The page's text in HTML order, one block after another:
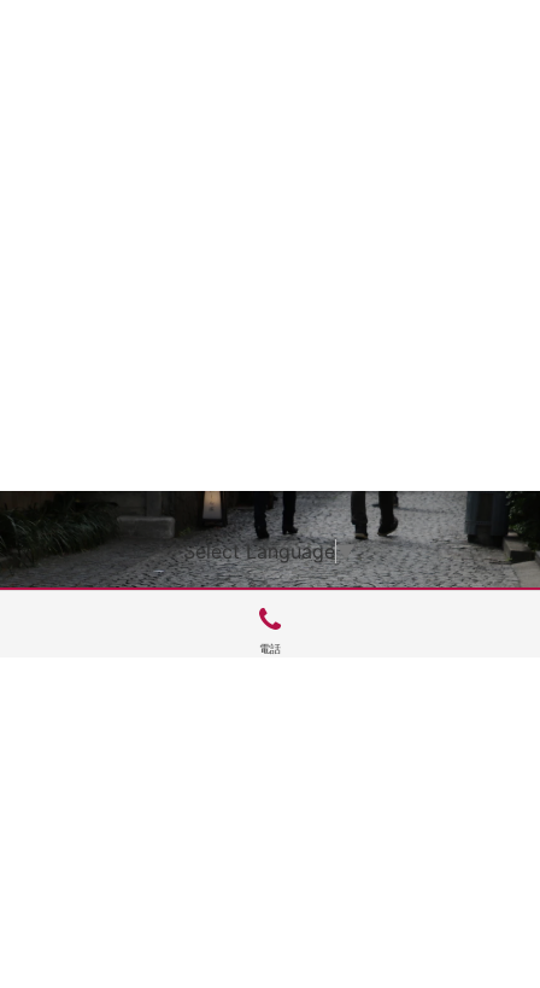
Select Language▼
電話